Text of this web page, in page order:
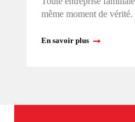
même moment de vérité.
En savoir plus